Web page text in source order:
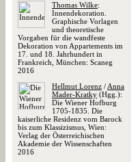
Thomas Wilke:
Innendekoration.
Graphische Vorlagen
und theoretische
Vorgaben für die wandfeste
Dekoration von Appartements im
17. und 18. Jahrhundert in
Frankreich, München: Scaneg
2016
Hellmut Lorenz / Anna
Mader-Kratky (Hgg.):
Die Wiener Hofburg
1705-1835. Die
kaiserliche Residenz vom Barock
bis zum Klassizismus, Wien:
Verlag der Österreichischen
Akademie der Wissenschaften
2016